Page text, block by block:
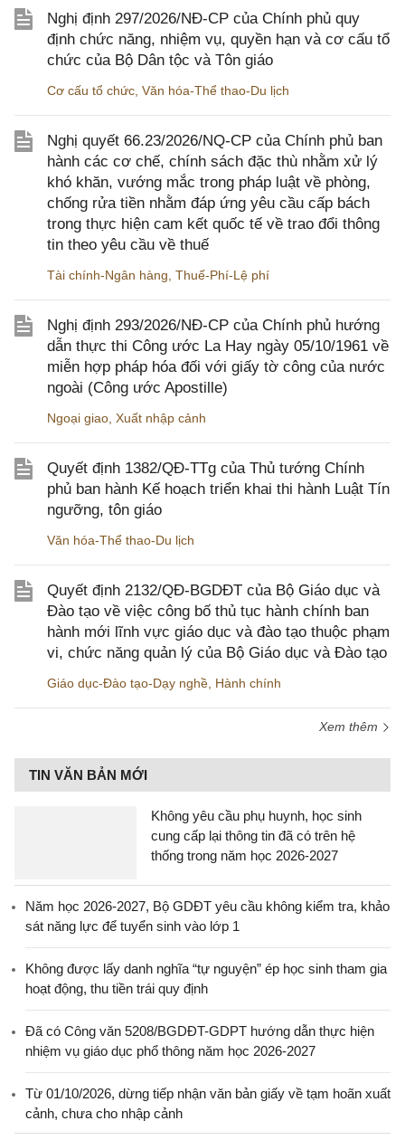
Nghị định 297/2026/NĐ-CP của Chính phủ quy
định chức năng, nhiệm vụ, quyền hạn và cơ cấu tổ
chức của Bộ Dân tộc và Tôn giáo
Cơ cấu tổ chức Văn hóa-Thể thao-Du lịch
Nghị quyết 66.23/2026/NQ-CP của Chính phủ ban
hành các cơ chế, chính sách đặc thù nhằm xử lý
khó khăn, vướng mắc trong pháp luật về phòng,
chống rửa tiền nhằm đáp ứng yêu cầu cấp bách
trong thực hiện cam kết quốc tế về trao đổi thông
tin theo yêu cầu về thuế
Tài chính-Ngân hàng Thuế-Phí-Lệ phí
Nghị định 293/2026/NĐ-CP của Chính phủ hướng
dẫn thực thi Công ước La Hay ngày 05/10/1961 về
miễn hợp pháp hóa đối với giấy tờ công của nước
ngoài (Công ước Apostille)
Ngoại giao Xuất nhập cảnh
Quyết định 1382/QĐ-TTg của Thủ tướng Chính
phủ ban hành Kế hoạch triển khai thi hành Luật Tín
ngưỡng, tôn giáo
Văn hóa-Thể thao-Du lịch
Quyết định 2132/QĐ-BGDĐT của Bộ Giáo dục và
Đào tạo về việc công bố thủ tục hành chính ban
hành mới lĩnh vực giáo dục và đào tạo thuộc phạm
vi, chức năng quản lý của Bộ Giáo dục và Đào tạo
Giáo dục-Đào tạo-Dạy nghề Hành chính
Xem thêm
TIN VĂN BẢN MỚI
Không yêu cầu phụ huynh, học sinh
cung cấp lại thông tin đã có trên hệ
thống trong năm học 2026-2027
Năm học 2026-2027, Bộ GDĐT yêu cầu không kiểm tra, khảo
sát năng lực để tuyển sinh vào lớp 1
Không được lấy danh nghĩa “tự nguyện” ép học sinh tham gia
hoạt động, thu tiền trái quy định
Đã có Công văn 5208/BGDĐT-GDPT hướng dẫn thực hiện
nhiệm vụ giáo dục phổ thông năm học 2026-2027
Từ 01/10/2026, dừng tiếp nhận văn bản giấy về tạm hoãn xuất
cảnh, chưa cho nhập cảnh